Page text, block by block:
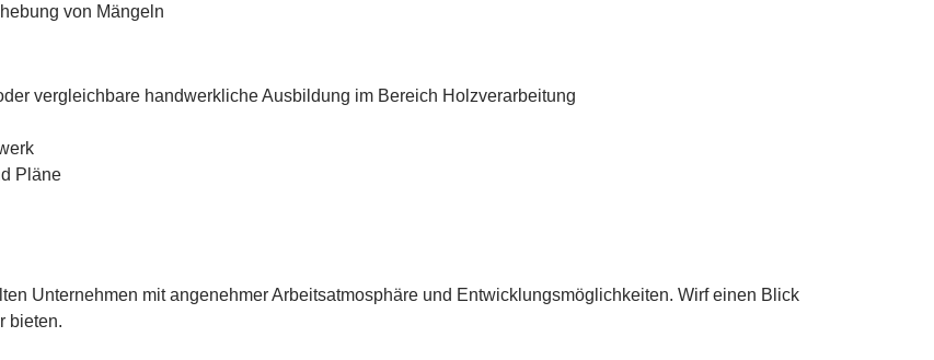
von Mängeln
vergleichbare handwerkliche Ausbildung im Bereich Holzverarbeitung
Pläne
Unternehmen mit angenehmer Arbeitsatmosphäre und Entwicklungsmöglichkeiten. Wirf einen Blick
bieten.